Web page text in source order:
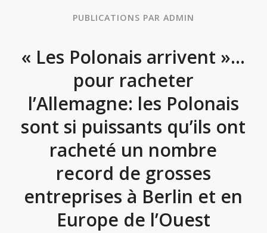
PUBLICATIONS PAR ADMIN
« Les Polonais arrivent »…
pour racheter
l’Allemagne: les Polonais
sont si puissants qu’ils ont
racheté un nombre
record de grosses
entreprises à Berlin et en
Europe de l’Ouest